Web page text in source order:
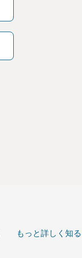
もっと詳しく知る